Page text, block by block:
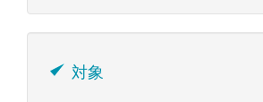
対象